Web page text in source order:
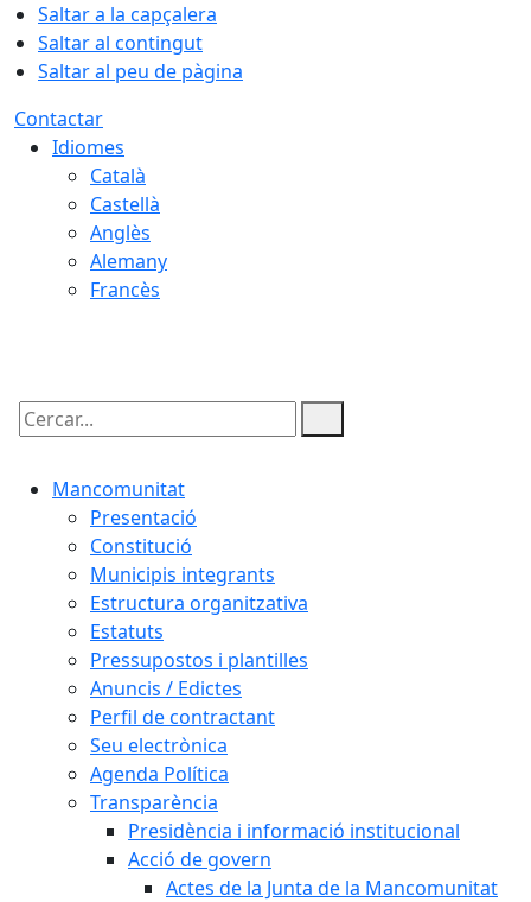
Saltar a la capçalera
Saltar al contingut
Saltar al peu de pàgina
Contactar
Idiomes
Català
Castellà
Anglès
Alemany
Francès
Cercar:
Mancomunitat
Presentació
Constitució
Municipis integrants
Estructura organitzativa
Estatuts
Pressupostos i plantilles
Anuncis / Edictes
Perfil de contractant
Seu electrònica
Agenda Política
Transparència
Presidència i informació institucional
Acció de govern
Actes de la Junta de la Mancomunitat